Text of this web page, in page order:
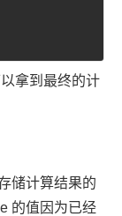
拿到最终的计
储计算结果的
的值因为已经